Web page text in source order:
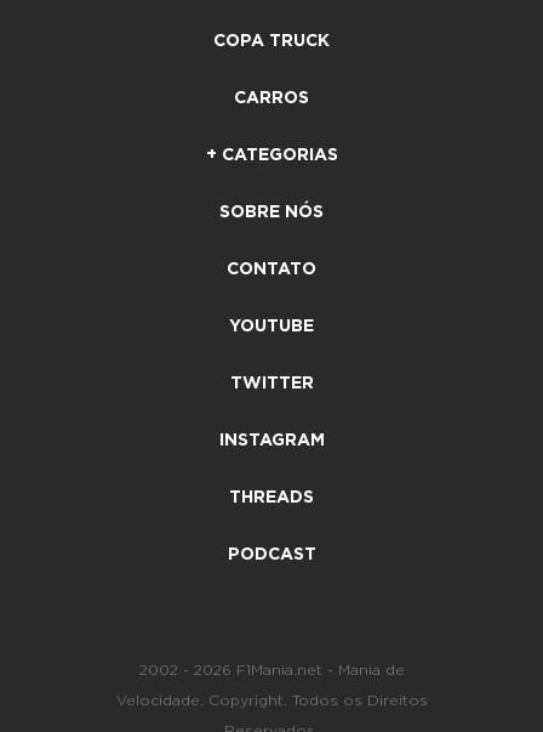
COPA TRUCK
CARROS
+ CATEGORIAS
SOBRE NÓS
CONTATO
YOUTUBE
TWITTER
INSTAGRAM
THREADS
PODCAST
2002 - 2026 F1Mania.net - Mania de
Velocidade. Copyright. Todos os Direitos